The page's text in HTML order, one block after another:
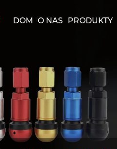
DOM O NAS PRODUKTY